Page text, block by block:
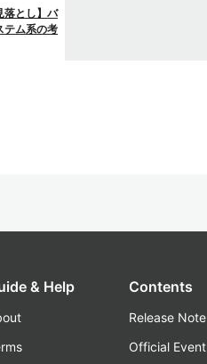
落とし】バ
テム系の考
& Help Contents
Release Note
Official Event